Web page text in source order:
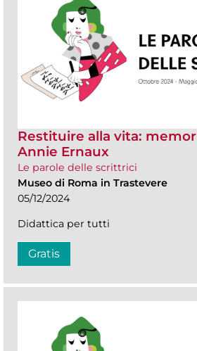
Restituire alla vita:
Annie Ernaux
Le parole delle scrittrici
Museo di Roma in Trastevere
05/12/2024
Didattica per tutti
Gratis